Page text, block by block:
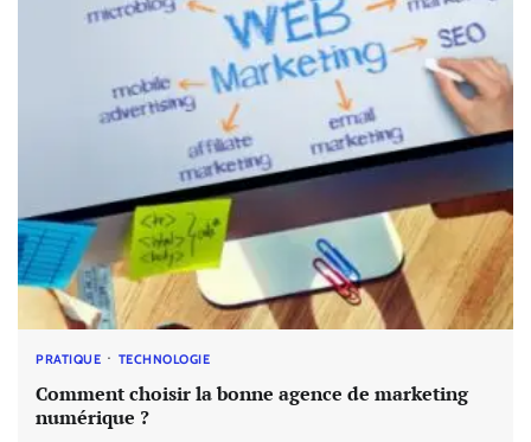
PRATIQUE TECHNOLOGIE
Comment choisir la bonne agence de marketing
numérique ?